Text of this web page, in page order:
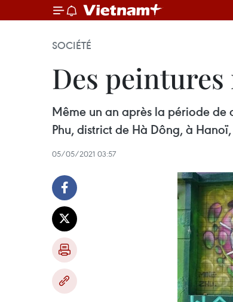
SOCIÉTÉ
Des
Même un an après la période de
Phu, district de Hà Dông, à
05/05/2021 03:57